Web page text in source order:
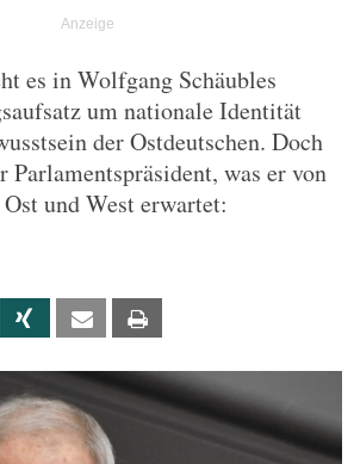
es in Wolfgang Schäubles
um nationale Identität
der Ostdeutschen. Doch
Parlamentspräsident, was er von
und West erwartet:
Linkedin Xing Email